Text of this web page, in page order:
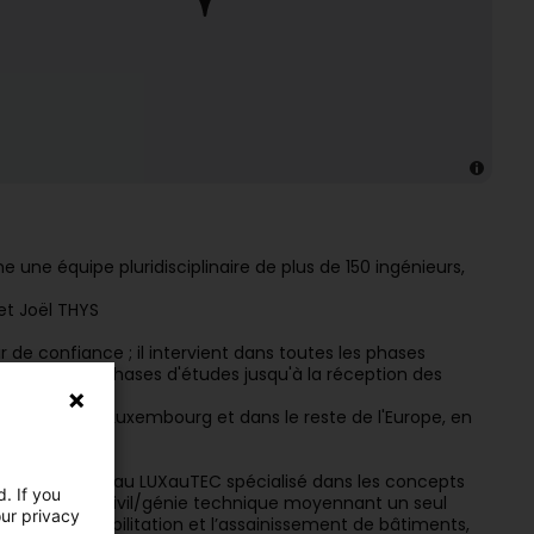
une équipe pluridisciplinaire de plus de 150 ingénieurs,
Joël THYS
confiance ; il intervient dans toutes les phases
phases d'études jusqu'à la réception des
Duché de Luxembourg et dans le reste de l'Europe, en
le bureau LUXauTEC spécialisé dans les concepts
génie civil/génie technique moyennant un seul
dans la réhabilitation et l’assainissement de bâtiments,
If you
privacy